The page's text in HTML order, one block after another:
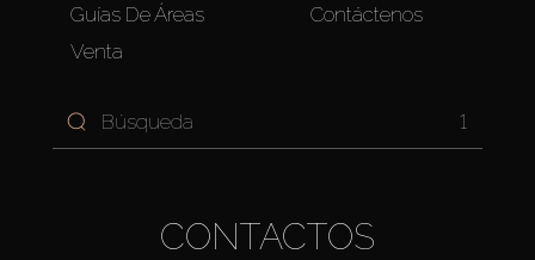
Guías De Áreas
Venta
Contáctenos
1
CONTACTOS